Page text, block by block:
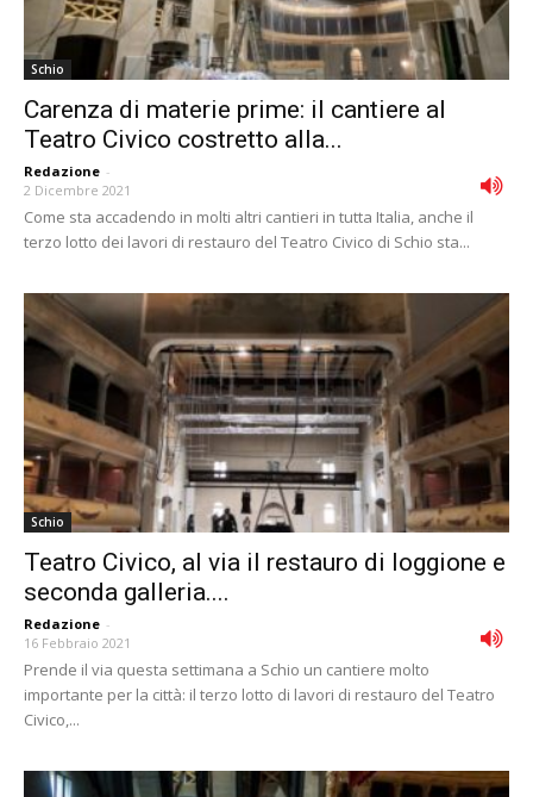
Schio
Carenza di materie prime: il cantiere al
Teatro Civico costretto alla...
Redazione -
2 Dicembre 2021
Come sta accadendo in molti altri cantieri in tutta Italia, anche il
terzo lotto dei lavori di restauro del Teatro Civico di Schio sta...
Schio
Teatro Civico, al via il restauro di loggione e
seconda galleria....
Redazione -
16 Febbraio 2021
Prende il via questa settimana a Schio un cantiere molto
importante per la città: il terzo lotto di lavori di restauro del Teatro
Civico,...